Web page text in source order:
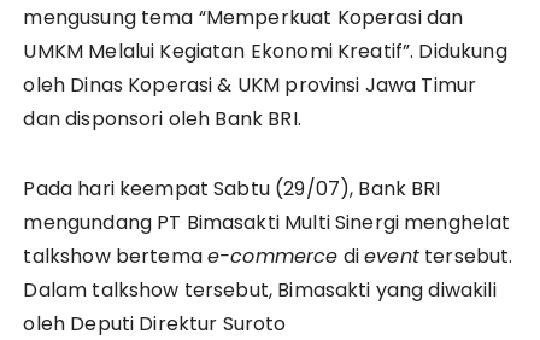
mengusung tema “Memperkuat Koperasi dan
UMKM Melalui Kegiatan Ekonomi Kreatif”. Didukung
oleh Dinas Koperasi & UKM provinsi Jawa Timur
dan disponsori oleh Bank BRI.
Pada hari keempat Sabtu (29/07), Bank BRI
mengundang PT Bimasakti Multi Sinergi menghelat
talkshow bertemae-commerce dieventtersebut.
Dalam talkshow tersebut, Bimasakti yang diwakili
oleh Deputi Direktur Suroto